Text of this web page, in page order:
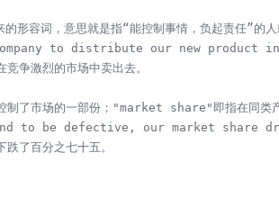
容词，意思就是指“能控制事情，负起责任”的人
to distribute our new product
争激烈的市场中卖出去。
制了市场的一部份；"market share"即指在同类
to be defective, our market share
了百分之七十五。